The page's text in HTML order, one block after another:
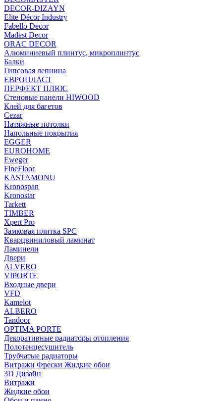
DECOR-DIZAYN
Elite Décor Industry
Fabello Decor
Madest Decor
ORAC DECOR
Алюминиевый плинтус, микроплинтус
Балки
Гипсовая лепнина
ЕВРОПЛАСТ
ПЕРФЕКТ ПЛЮС
Стеновые панели HIWOOD
Клей для багетов
Cezar
Натяжные потолки
Напольные покрытия
EGGER
EUROHOME
Eweger
FineFloor
KASTAMONU
Kronospan
Kronostar
Tarkett
TIMBER
Xpert Pro
Замковая плитка SPC
Кварцвиниловый ламинат
Ламинели
Двери
ALVERO
VIPORTE
Входные двери
VFD
Kamelot
ALBERO
Tandoor
OPTIMA PORTE
Декоративные радиаторы отопления
Полотенцесушитель
Трубчатые радиаторы
Витражи Фрески Жидкие обои
3D Дизайн
Витражи
Жидкие обои